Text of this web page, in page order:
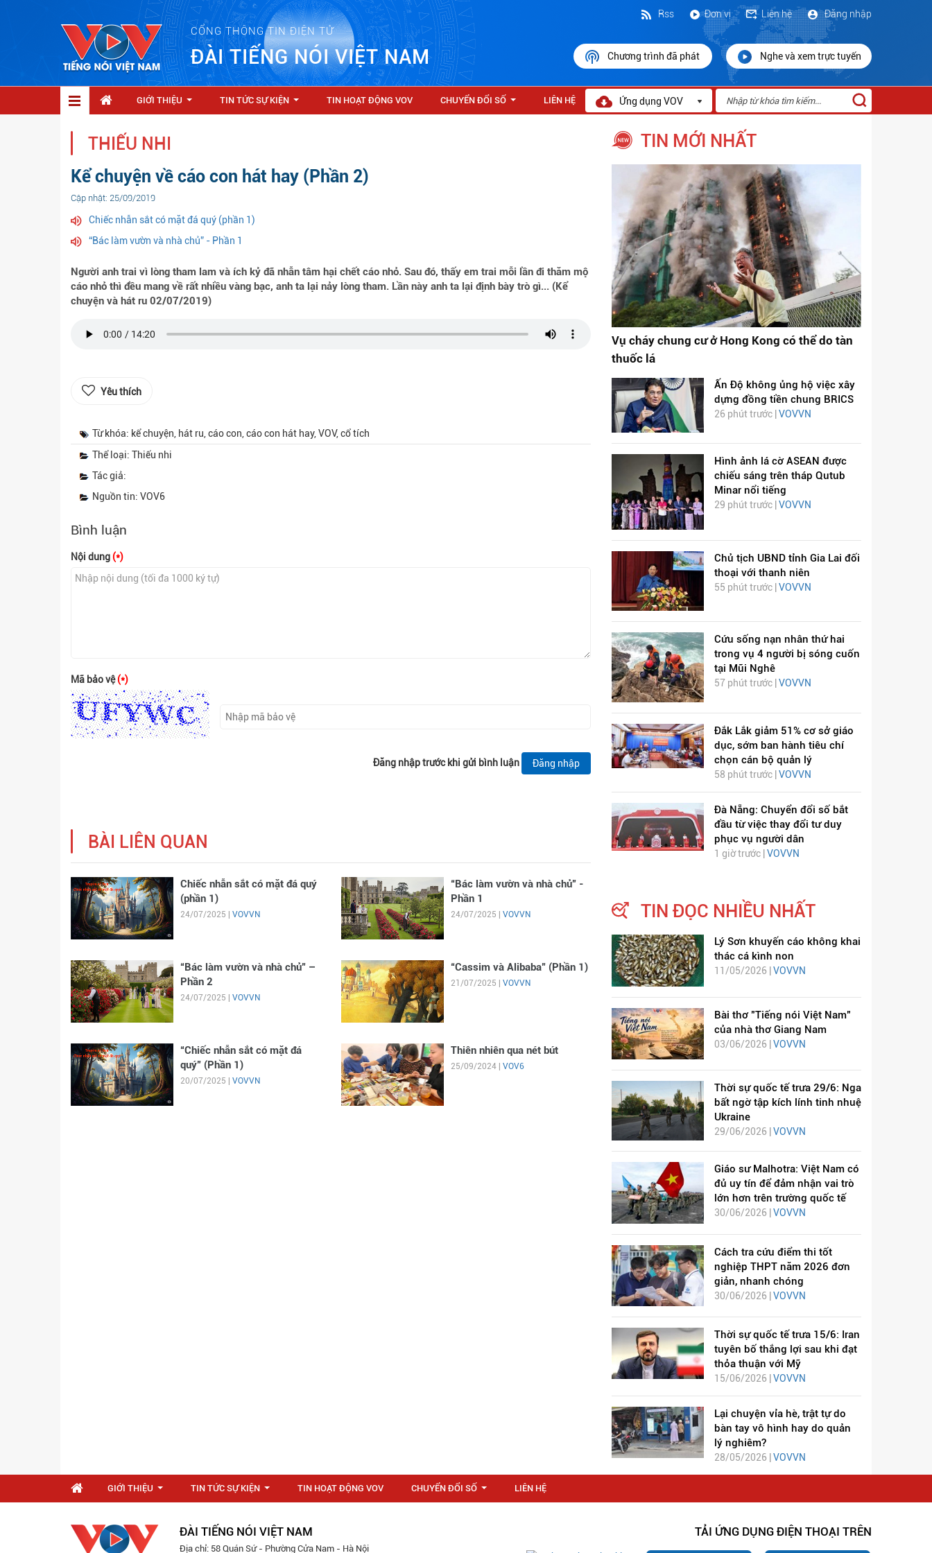
CỔNG THÔNG TIN ĐIỆN TỬ
ĐÀI TIẾNG NÓI VIỆT NAM
Đăng nhập
Liên hệ
Đơn vị
Rss
Chương trình đã phát Nghe và xem trực tuyến
GIỚI THIỆU TIN TỨC SỰ KIỆN TIN HOẠT ĐỘNG VOV CHUYỂN ĐỔI SỐ LIÊN HỆ Ứng dụng VOV
THIẾU NHI
Kể chuyện về cáo con hát hay (Phần 2)
Cập nhật: 25/09/2019
Chiếc nhẫn sắt có mặt đá quý (phần 1)
“Bác làm vườn và nhà chủ” - Phần 1
Người anh trai vì lòng tham lam và ích kỷ đã nhẫn tâm hại chết cáo nhỏ. Sau đó, thấy em trai mỗi lần đi thăm mộ
cáo nhỏ thì đều mang về rất nhiều vàng bạc, anh ta lại nảy lòng tham. Lần này anh ta lại định bày trò gì... (Kể
chuyện và hát ru 02/07/2019)
Yêu thích
Từ khóa: kể chuyện, hát ru, cáo con, cáo con hát hay, VOV, cổ tích
Thể loại: Thiếu nhi
Tác giả:
Nguồn tin: VOV6
Bình luận
Nội dung (*)
Mã bảo vệ(*)
Đăng nhập trước khi gửi bình luận Đăng nhập
BÀI LIÊN QUAN
Chiếc nhẫn sắt có mặt đá quý
(phần 1)
24/07/2025 | VOVVN
“Bác làm vườn và nhà chủ” -
Phần 1
24/07/2025 | VOVVN
“Bác làm vườn và nhà chủ” –
Phần 2
24/07/2025 | VOVVN
“Cassim và Alibaba” (Phần 1)
21/07/2025 | VOVVN
“Chiếc nhẫn sắt có mặt đá
quý” (Phần 1)
20/07/2025 | VOVVN
Thiên nhiên qua nét bút
25/09/2024 | VOV6
TIN MỚI NHẤT
Vụ cháy chung cư ở Hong Kong có thể do tàn
thuốc lá
Ấn Độ không ủng hộ việc xây
dựng đồng tiền chung BRICS
26 phút trước | VOVVN
Hình ảnh lá cờ ASEAN được
chiếu sáng trên tháp Qutub
Minar nổi tiếng
29 phút trước | VOVVN
Chủ tịch UBND tỉnh Gia Lai đối
thoại với thanh niên
55 phút trước | VOVVN
Cứu sống nạn nhân thứ hai
trong vụ 4 người bị sóng cuốn
tại Mũi Nghê
57 phút trước | VOVVN
Đắk Lắk giảm 51% cơ sở giáo
dục, sớm ban hành tiêu chí
chọn cán bộ quản lý
58 phút trước | VOVVN
Đà Nẵng: Chuyển đổi số bắt
đầu từ việc thay đổi tư duy
phục vụ người dân
1 giờ trước | VOVVN
TIN ĐỌC NHIỀU NHẤT
Lý Sơn khuyến cáo không khai
thác cá kình non
11/05/2026 | VOVVN
Bài thơ "Tiếng nói Việt Nam"
của nhà thơ Giang Nam
03/06/2026 |VOVVN
Thời sự quốc tế trưa 29/6: Nga
bất ngờ tập kích lính tinh nhuệ
Ukraine
29/06/2026 | VOVVN
Giáo sư Malhotra: Việt Nam có
đủ uy tín để đảm nhận vai trò
lớn hơn trên trường quốc tế
30/06/2026 | VOVVN
Cách tra cứu điểm thi tốt
nghiệp THPT năm 2026 đơn
giản, nhanh chóng
30/06/2026 | VOVVN
Thời sự quốc tế trưa 15/6: Iran
tuyên bố thắng lợi sau khi đạt
thỏa thuận với Mỹ
15/06/2026 | VOVVN
Lại chuyện vỉa hè, trật tự do
bàn tay vô hình hay do quản
lý nghiêm?
28/05/2026 | VOVVN
GIỚI THIỆU TIN TỨC SỰ KIỆN TIN HOẠT ĐỘNG VOV CHUYỂN ĐỔI SỐ LIÊN HỆ
ĐÀI TIẾNG NÓI VIỆT NAM
Địa chỉ: 58 Quán Sứ - Phường Cửa Nam - Hà Nội
TẢI ỨNG DỤNG ĐIỆN THOẠI TRÊN